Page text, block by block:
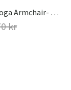
Sittdyna Doga Armchair- Mattone
kr